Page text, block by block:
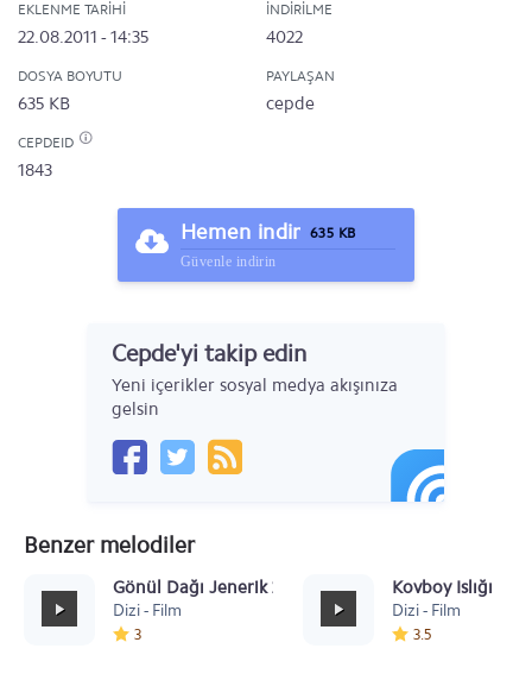
EKLENME TARIHI
22.08.2011 - 14:35
İNDIRILME
4022
DOSYA BOYUTU
635 KB
PAYLAŞAN
cepde
CEPDEID
1843
Hemen indir 635 KB
Güvenle indirin
Cepde'yi takip edin
Yeni içerikler sosyal medya akışınıza
gelsin
Benzer melodiler
Gönül Dağı Jenerik 2
Dizi - Film
3
Kovboy Islığı
Dizi - Film
3.5